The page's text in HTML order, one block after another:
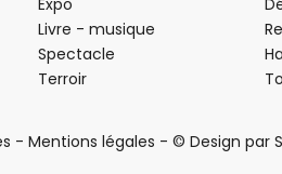
Livre - musique
Spectacle
Terroir
- Mentions légales - © Design par